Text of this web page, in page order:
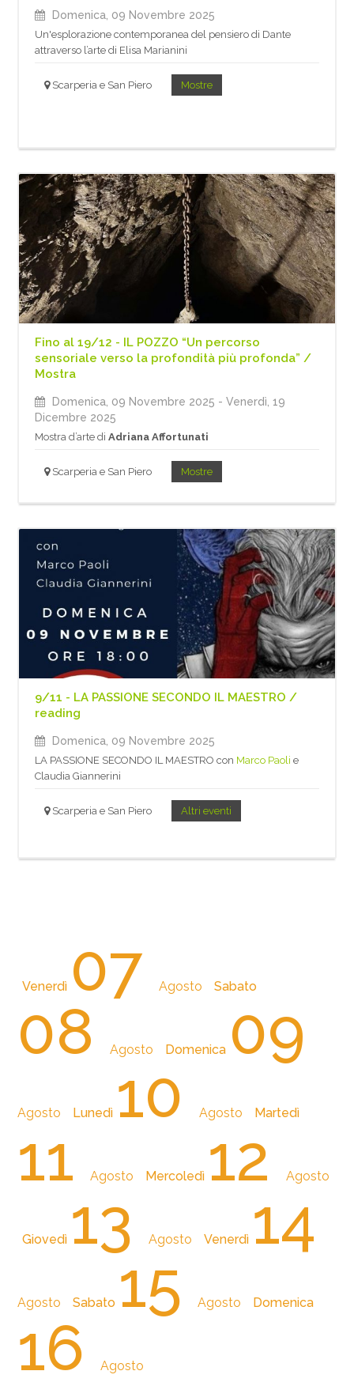
Domenica, 09 Novembre 2025
Un'esplorazione contemporanea del pensiero di Dante
attraverso l’arte di Elisa Marianini
Scarperia e San Piero Mostre
Fino al 19/12 - IL POZZO “Un percorso
sensoriale verso la profondità più profonda” /
Mostra
Domenica, 09 Novembre 2025 - Venerdì, 19
Dicembre 2025
Mostra d’arte diAdriana Affortunati
Scarperia e San Piero Mostre
9/11 - LA PASSIONE SECONDO IL MAESTRO /
reading
Domenica, 09 Novembre 2025
LA PASSIONE SECONDO IL MAESTRO con Marco Paoli e
Claudia Giannerini
Scarperia e San Piero Altri eventi
Venerdì 07Agosto Sabato
08Agosto Domenica 09
Agosto Lunedì 10Agosto Martedì
11Agosto Mercoledì 12Agosto
Giovedì 13Agosto Venerdì 14
Agosto Sabato 15Agosto Domenica
16Agosto